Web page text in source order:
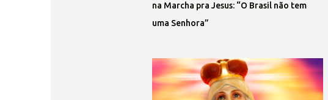
na Marcha pra Jesus: “O Brasil não tem
uma Senhora”